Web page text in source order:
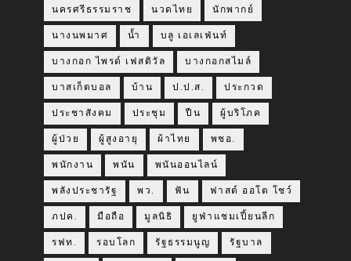
นครศรีธรรมราช นวดไทย นักพากย์
นางนพมาศ น้ำ บลู เอเลเฟ่นท์
บางกอก ไพรด์ เฟสติวัล บางกอกสไมล์
บาสเก็ตบอล บ้าน ป.ป.ส. ประกวด
ประชาสังคม ประชุม ปืน ผู้บริโภค
ผู้ป่วย ผู้สูงอายุ ผ้าไทย พชอ.
พนักงาน พนัน พนันออนไลน์
พลังประชารัฐ พว. ฟัน ฟาสต์ ออโต โชว์
ภปค. มือถือ มูลนิธิ ยูฟ่าแชมเปี้ยนลีก
รฟท. รอบโลก รัฐธรรมนูญ รัฐบาล